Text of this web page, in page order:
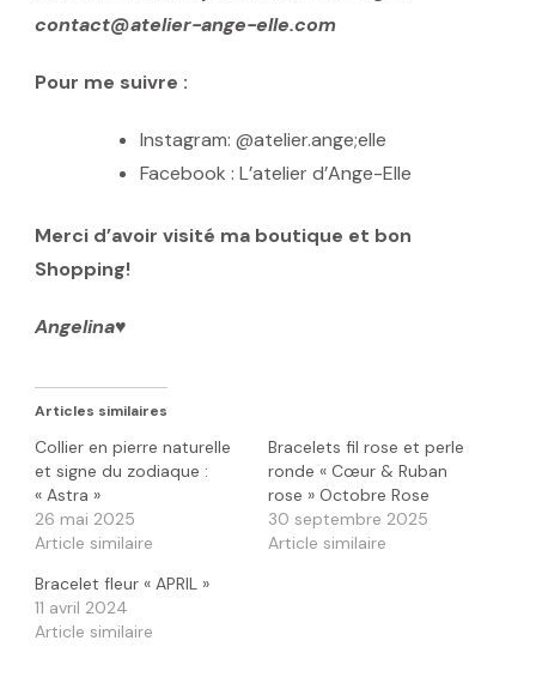
contact@atelier-ange-elle.com
Pour me suivre :
Instagram: @atelier.ange;elle
Facebook : L’atelier d’Ange-Elle
Merci d’avoir visité ma boutique et bon
Shopping!
Angelina♥️
Articles similaires
Collier en pierre naturelle
et signe du zodiaque :
« Astra »
26 mai 2025
Article similaire
Bracelets fil rose et perle
ronde « Cœur & Ruban
rose » Octobre Rose
30 septembre 2025
Article similaire
Bracelet fleur « APRIL »
11 avril 2024
Article similaire